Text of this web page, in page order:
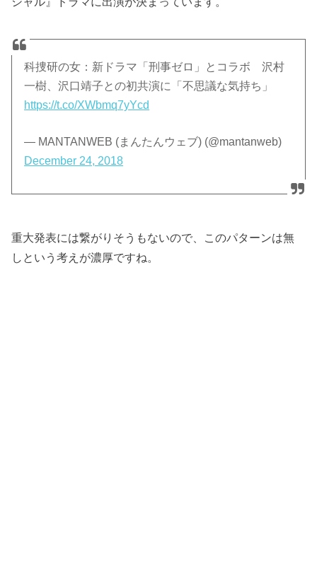
科捜研の女：新ドラマ「刑事ゼロ」とコラボ 沢村
一樹、沢口靖子との初共演に「不思議な気持ち」
https://t.co/XWbmq7yYcd
— MANTANWEB (まんたんウェブ) (@mantanweb)
December 24, 2018
重大発表には繋がりそうもないので、このパターンは無
しという考えが濃厚ですね。